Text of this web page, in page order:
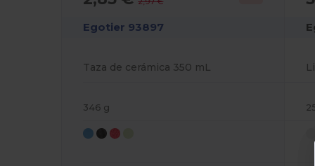
Egotier 93897
Taza de cerámica 350 mL
346 g